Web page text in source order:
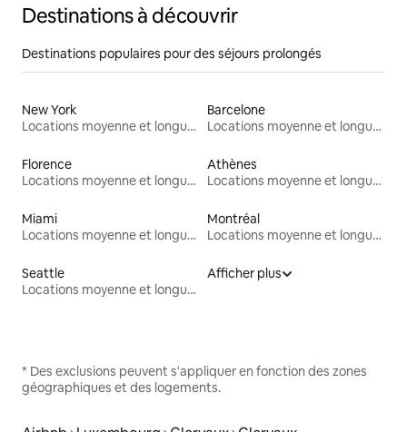
Destinations à découvrir
Destinations populaires pour des séjours prolongés
New York
Locations moyenne et longue durée
Barcelone
Locations moyenne et longue durée
Florence
Locations moyenne et longue durée
Athènes
Locations moyenne et longue durée
Miami
Locations moyenne et longue durée
Montréal
Locations moyenne et longue durée
Seattle
Locations moyenne et longue durée
Afficher plus
* Des exclusions peuvent s'appliquer en fonction des zones
géographiques et des logements.